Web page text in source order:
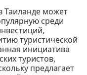
Таиланде может
среди
туристической
инициатива
туристов,
предлагает